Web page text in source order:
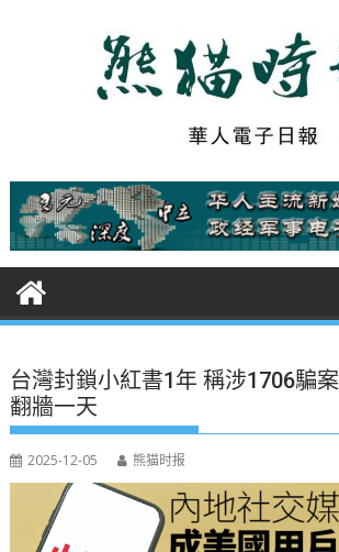
t
台灣封鎖小紅書1年 稱涉1706騙
翻牆一天
2025-12-05 熊猫时报